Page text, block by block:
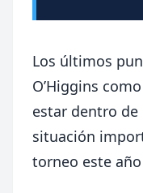
Los últimos
O’Higgins
estar dentro
situación
torneo este